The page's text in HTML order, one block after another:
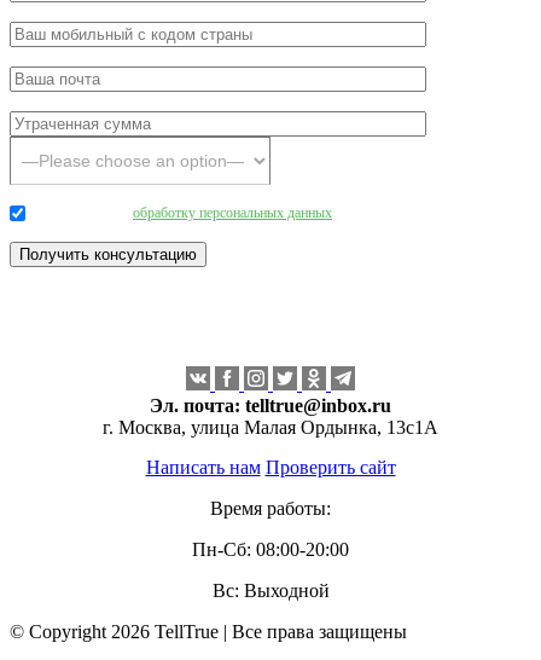
обработку персональных данных
Эл. почта: telltrue@inbox.ru
г. Москва, улица Малая Ордынка, 13с1А
Написать нам Проверить сайт
Время работы:
Пн-Сб: 08:00-20:00
Вс: Выходной
© Copyright 2026 TellTrue | Все права защищены